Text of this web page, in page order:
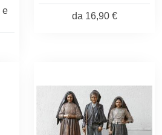
e
da 16,90 €